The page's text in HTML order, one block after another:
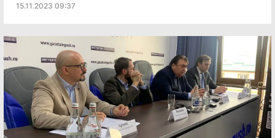
15.11.2023 09:37